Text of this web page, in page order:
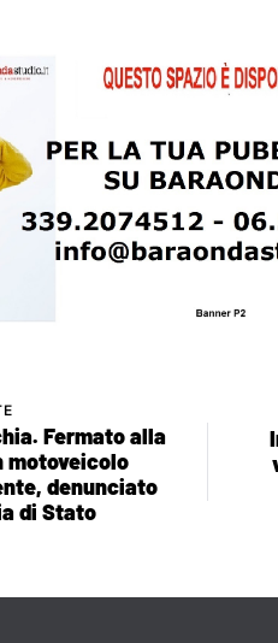
Fermato alla
motoveicolo
denunciato
di Stato